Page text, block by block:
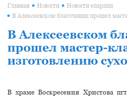
Главная Новости Новости епархии
В Алексеевском
прошел мастер-
изготовлению
В храме Воскресения Христова